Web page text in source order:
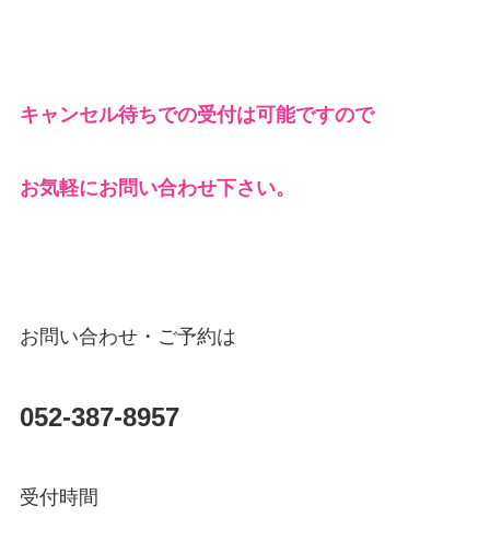
キャンセル待ちでの受付は可能ですので
お気軽にお問い合わせ下さい。
お問い合わせ・ご予約は
052-387-8957
受付時間